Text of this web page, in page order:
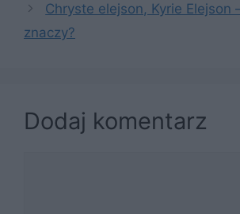
Chryste elejson, Kyrie Elejson
znaczy?
Dodaj komentarz